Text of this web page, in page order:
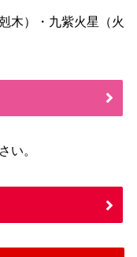
木）・九紫火星（火
い。